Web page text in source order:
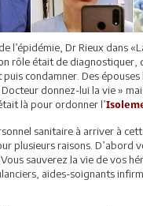
l’épidémie, Dr Rieux dans
rôle était de diagnostiquer,
condamner. Des
donnez-lui la vie »
là pour ordonner l’
sanitaire à arriver à
plusieurs raisons. D’abord
sauverez la vie de vos
aides-soignants